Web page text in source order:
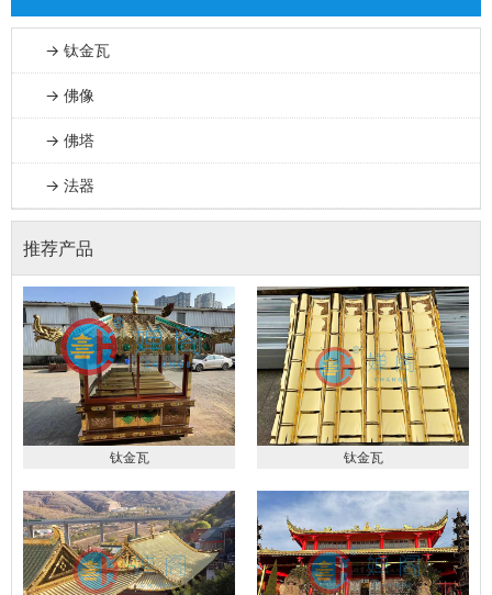
→ 钛金瓦
→ 佛像
→ 佛塔
→ 法器
推荐产品
钛金瓦 钛金瓦